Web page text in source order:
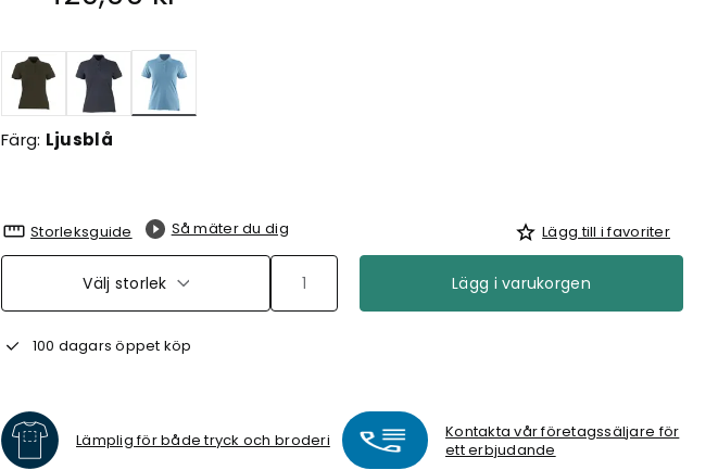
Valda
Färg: Ljusblå
Storleksguide Så mäter du dig Lägg till i favoriter
Välj storlek Lägg i varukorgen
100 dagars öppet köp
Lämplig för både tryck och broderi
Kontakta vår företagssäljare för
ett erbjudande